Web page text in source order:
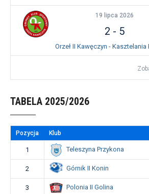
19 lipca 2026
2 - 5
Orzeł II Kawęczyn - Kasztelania
TABELA 2025/2026
Pozycja Klub
1 Teleszyna Przykona
2 Górnik II Konin
3 Polonia II Golina